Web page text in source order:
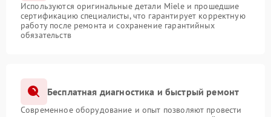
Используются оригинальные детали Miele и прошедшие
сертификацию специалисты, что гарантирует корректную
работу после ремонта и сохранение гарантийных
обязательств
Бесплатная диагностика и быстрый ремонт
Современное оборудование и опыт позволяют провести